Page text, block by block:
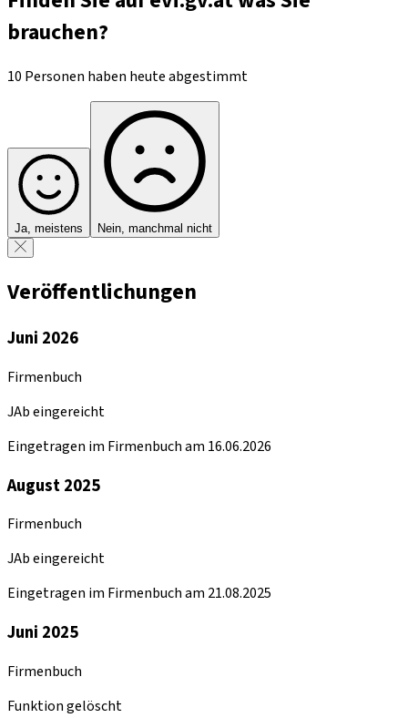
brauchen?
10 Personen haben heute abgestimmt
Ja, meistens Nein, manchmal nicht
Veröffentlichungen
Juni 2026
Firmenbuch
JAb eingereicht
Eingetragen im Firmenbuch am 16.06.2026
August 2025
Firmenbuch
JAb eingereicht
Eingetragen im Firmenbuch am 21.08.2025
Juni 2025
Firmenbuch
Funktion gelöscht